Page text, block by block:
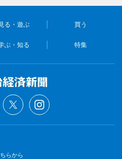
る・遊ぶ 買う
ぶ・知る 特集
らから